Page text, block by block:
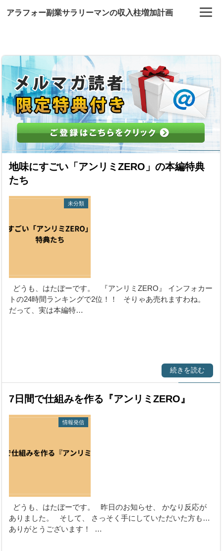
アラフォー副業サラリーマンの収入柱増加計画
地味にすごい「アンリミZERO」の本編特典
たち
未分類
どうも、はたぼーです。 『アンリミZERO』 インフォカー
トの24時間ランキングで2位！！ そりゃあ売れますわね。
だって、実は本編特…
続きを読む
7日間で仕組みを作る『アンリミZERO』
情報発信
どうも、はたぼーです。 昨日のお知らせ、 かなり反応が
ありました。 そして、 さっそく手にしていただいた方も…
ありがとうございます！ …